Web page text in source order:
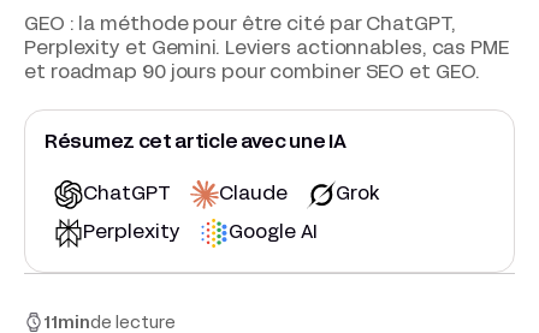
GEO : la méthode pour être cité par ChatGPT,
Perplexity et Gemini. Leviers actionnables, cas PME
et roadmap 90 jours pour combiner SEO et GEO.
Résumez cet article avec une IA
ChatGPT Claude Grok
Perplexity Google AI
11 minde lecture